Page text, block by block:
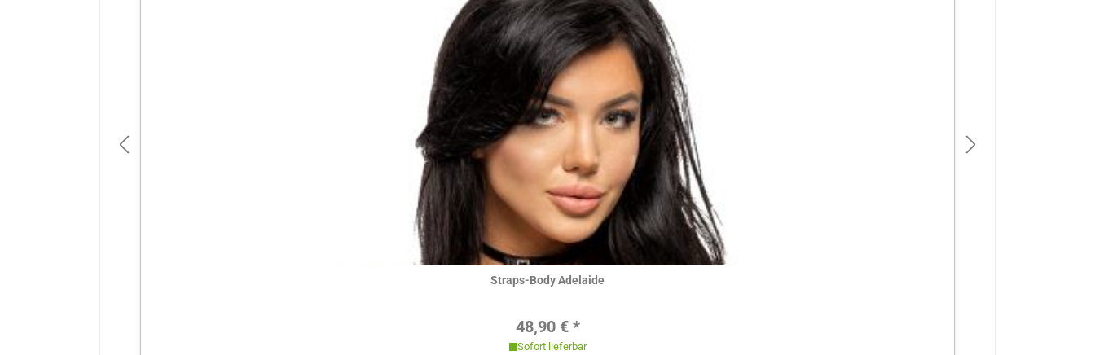
Hier ansehen
Straps-Body Adelaide
Regulärer Preis:
48,90 € *
Sofort lieferbar